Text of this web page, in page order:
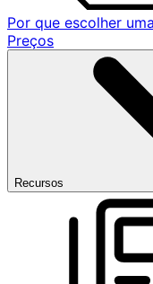
Por que escolher
Preços
Recursos